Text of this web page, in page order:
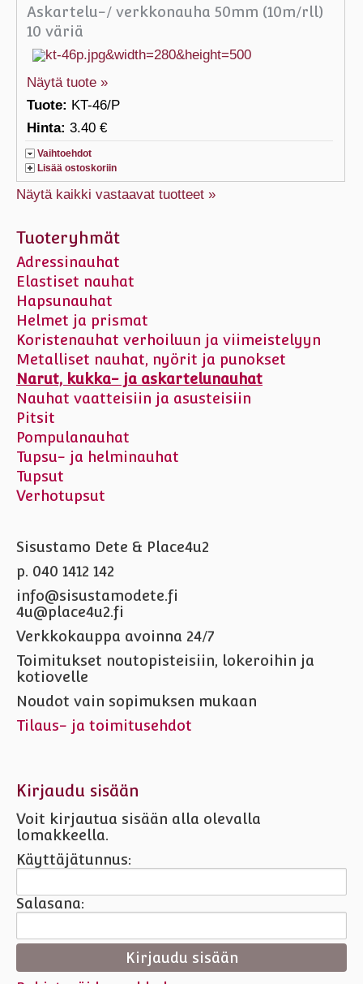
Askartelu-/ verkkonauha 50mm (10m/rll)
10 väriä
Näytä tuote »
Tuote: KT-46/P
Hinta: 3.40 €
Vaihtoehdot
Lisää ostoskoriin
Näytä kaikki vastaavat tuotteet »
Tuoteryhmät
Adressinauhat
Elastiset nauhat
Hapsunauhat
Helmet ja prismat
Koristenauhat verhoiluun ja viimeistelyyn
Metalliset nauhat, nyörit ja punokset
Narut, kukka- ja askartelunauhat
Nauhat vaatteisiin ja asusteisiin
Pitsit
Pompulanauhat
Tupsu- ja helminauhat
Tupsut
Verhotupsut
Sisustamo Dete & Place4u2
p. 040 1412 142
info@sisustamodete.fi
4u@place4u2.fi
Verkkokauppa avoinna 24/7
Toimitukset noutopisteisiin, lokeroihin ja
kotiovelle
Noudot vain sopimuksen mukaan
Tilaus- ja toimitusehdot
Kirjaudu sisään
Voit kirjautua sisään alla olevalla
lomakkeella.
Käyttäjätunnus:
Salasana: